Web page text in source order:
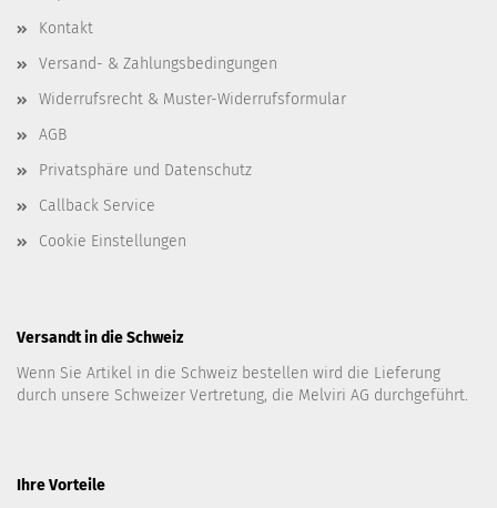
Kontakt
Versand- & Zahlungsbedingungen
Widerrufsrecht & Muster-Widerrufsformular
AGB
Privatsphäre und Datenschutz
Callback Service
Cookie Einstellungen
Versandt in die Schweiz
Wenn Sie Artikel in die Schweiz bestellen wird die Lieferung
durch unsere Schweizer Vertretung, die Melviri AG durchgeführt.
Ihre Vorteile